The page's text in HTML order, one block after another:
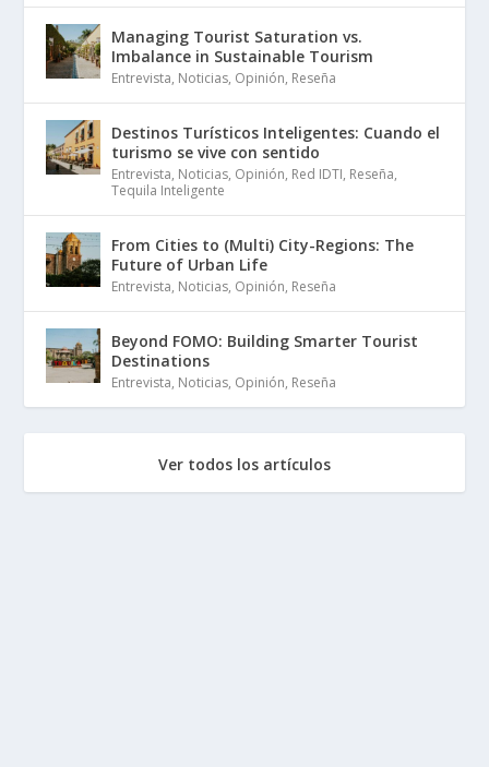
Managing Tourist Saturation vs.
Imbalance in Sustainable Tourism
Entrevista, Noticias, Opinión, Reseña
Destinos Turísticos Inteligentes: Cuando el
turismo se vive con sentido
Entrevista, Noticias, Opinión, Red IDTI, Reseña,
Tequila Inteligente
From Cities to (Multi) City-Regions: The
Future of Urban Life
Entrevista, Noticias, Opinión, Reseña
Beyond FOMO: Building Smarter Tourist
Destinations
Entrevista, Noticias, Opinión, Reseña
Ver todos los artículos